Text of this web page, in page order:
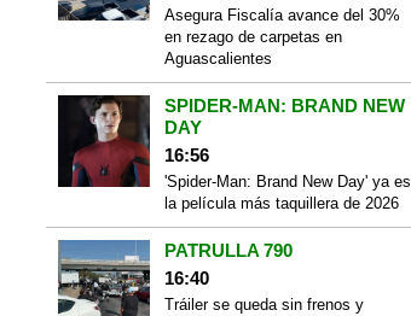
Asegura Fiscalía avance del 30%
en rezago de carpetas en
Aguascalientes
SPIDER-MAN: BRAND NEW
DAY
16:56
'Spider-Man: Brand New Day' ya es
la película más taquillera de 2026
PATRULLA 790
16:40
Tráiler se queda sin frenos y